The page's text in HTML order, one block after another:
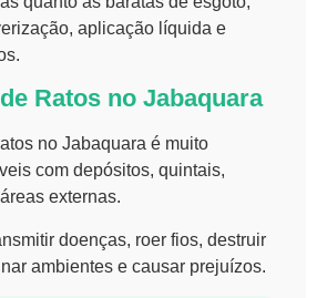
aplicação líquida e
Ratos no Jabaquara
no Jabaquara é muito
com depósitos, quintais,
externas.
doenças, roer fios, destruir
ambientes e causar prejuízos.